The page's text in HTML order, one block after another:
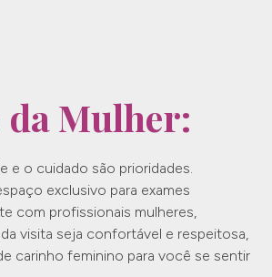
Mulher:
e o cuidado são prioridades.
exclusivo para exames
com profissionais mulheres,
visita seja confortável e respeitosa,
carinho feminino para você se sentir